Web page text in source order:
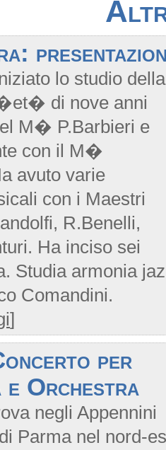
lo studio della
di nove anni
M� P.Barbieri e
con il M�
avuto varie
con i Maestri
R.Benelli,
Ha inciso sei
Studia armonia
Comandini.
]
per
e Orchestra
negli Appennini
Parma nel nord-